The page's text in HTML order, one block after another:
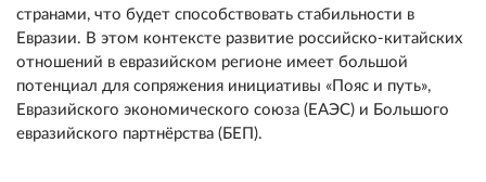
странами, что будет способствовать стабильности в
Евразии. В этом контексте развитие российско-китайских
отношений в евразийском регионе имеет большой
потенциал для сопряжения инициативы «Пояс и путь»,
Евразийского экономического союза (ЕАЭС) и Большого
евразийского партнёрства (БЕП).